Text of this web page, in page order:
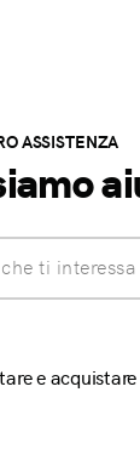
ASSISTENZA
e acquistare